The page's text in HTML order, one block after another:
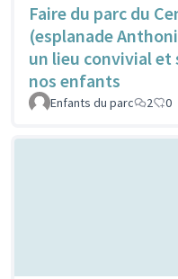
Faire du parc du
(esplanade
un lieu convivial et
nos enfants
Enfants du parc 2 0